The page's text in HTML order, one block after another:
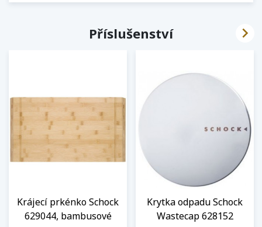
Příslušenství
Krájecí prkénko Schock
629044, bambusové
Krytka odpadu Schock
Wastecap 628152
